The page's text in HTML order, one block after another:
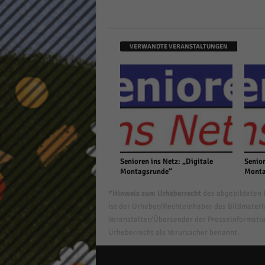
VERWANDTE VERANSTALTUNGEN
Senioren ins Netz: „Digitale
Montagsrunde“